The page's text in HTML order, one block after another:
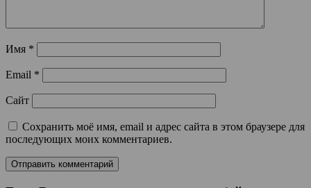
Имя *
Email *
Сайт
Сохранить моё имя, email и адрес сайта в этом браузере для
последующих моих комментариев.